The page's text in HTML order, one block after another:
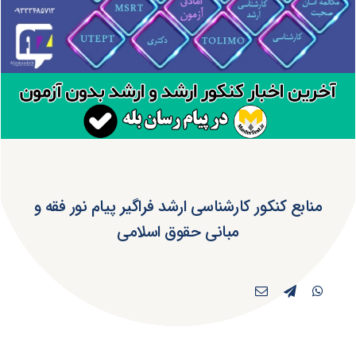
منابع کنکور کارشناسی ارشد فراگیر پیام نور فقه و
مبانی حقوق اسلامی